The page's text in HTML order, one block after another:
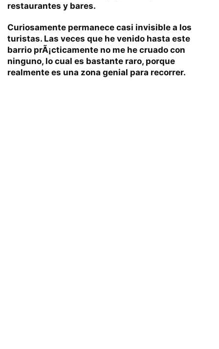
restaurantes y bares.
Curiosamente permanece casi invisible a los
turistas. Las veces que he venido hasta este
barrio prÃ¡cticamente no me he cruado con
ninguno, lo cual es bastante raro, porque
realmente es una zona genial para recorrer.